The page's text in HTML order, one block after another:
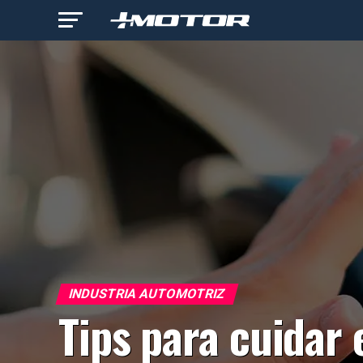
INDUSTRIA AUTOMOTRIZ
Tips para cuidar